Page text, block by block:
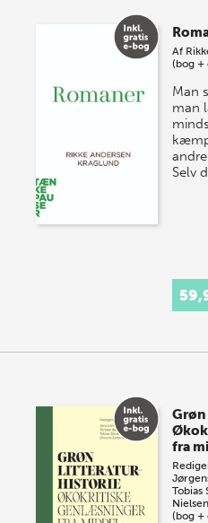
store sommer-lagersalg,
onsdag den 10. j…
Af
(bog +
Man
man
Selv
fra
Tobias
Nielsen
(bog +